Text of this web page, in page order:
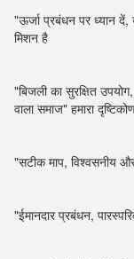
"ऊर्जा प्रबंधन पर ध्यान
मिशन है
"बिजली का सुरक्षित
वाला समाज" हमारा
"सटीक माप, विश्वसनीय और
"ईमानदार प्रबंधन,